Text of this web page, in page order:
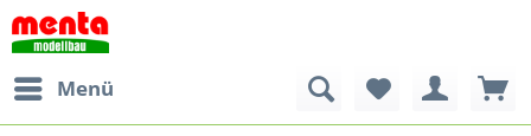
Menü